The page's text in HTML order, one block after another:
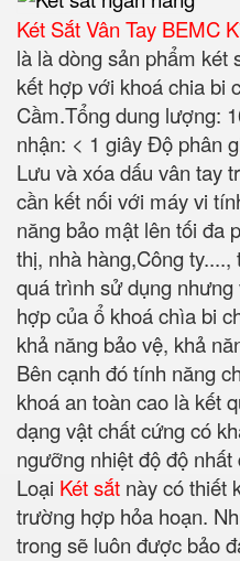
Két Sắt Vân Tay BEMC
là là dòng sản phẩm két
kết hợp với khoá chia bi
Cầm.Tổng dung lượng:
nhận: < 1 giây Độ phân
Lưu và xóa dấu vân tay
cần kết nối với máy vi
năng bảo mật lên tối đa
thị, nhà hàng,Công
quá trình sử dụng
hợp của ổ khoá chìa bi
khả năng bảo vệ, khả
Bên cạnh đó tính năng
khoá an toàn cao là kết
dạng vật chất cứng có
ngưỡng nhiệt độ độ nhất
Loại Két sắt này có thiết
trường hợp hỏa hoạn.
trong sẽ luôn được bảo